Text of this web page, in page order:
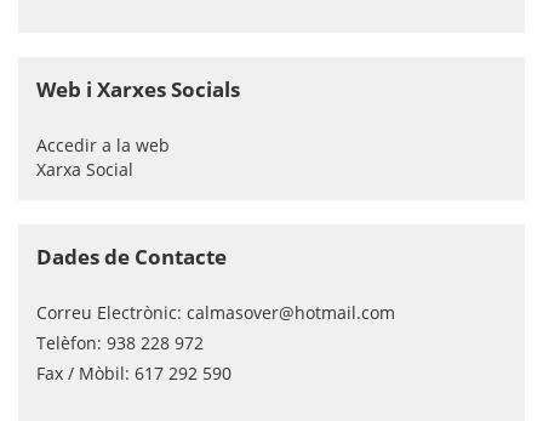
Web i Xarxes Socials
Accedir a la web
Xarxa Social
Dades de Contacte
Correu Electrònic: calmasover@hotmail.com
Telèfon: 938 228 972
Fax / Mòbil: 617 292 590